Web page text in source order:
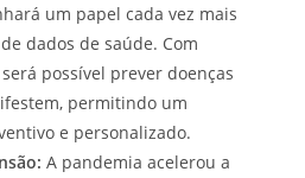
um papel cada vez mais
dados de saúde. Com
possível prever doenças
permitindo um
e personalizado.
A pandemia acelerou a